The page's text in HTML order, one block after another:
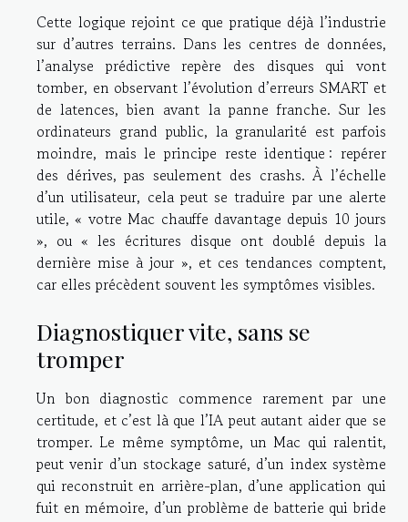
Cette logique rejoint ce que pratique déjà l’industrie
sur d’autres terrains. Dans les centres de données,
l’analyse prédictive repère des disques qui vont
tomber, en observant l’évolution d’erreurs SMART et
de latences, bien avant la panne franche. Sur les
ordinateurs grand public, la granularité est parfois
moindre, mais le principe reste identique : repérer
des dérives, pas seulement des crashs. À l’échelle
d’un utilisateur, cela peut se traduire par une alerte
utile, « votre Mac chauffe davantage depuis 10 jours
», ou « les écritures disque ont doublé depuis la
dernière mise à jour », et ces tendances comptent,
car elles précèdent souvent les symptômes visibles.
Diagnostiquer vite, sans se
tromper
Un bon diagnostic commence rarement par une
certitude, et c’est là que l’IA peut autant aider que se
tromper. Le même symptôme, un Mac qui ralentit,
peut venir d’un stockage saturé, d’un index système
qui reconstruit en arrière-plan, d’une application qui
fuit en mémoire, d’un problème de batterie qui bride